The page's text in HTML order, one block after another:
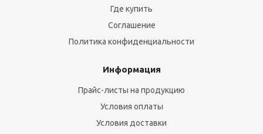
Где купить
Соглашение
Политика конфиденциальности
Информация
Прайс-листы на продукцию
Условия оплаты
Условия доставки